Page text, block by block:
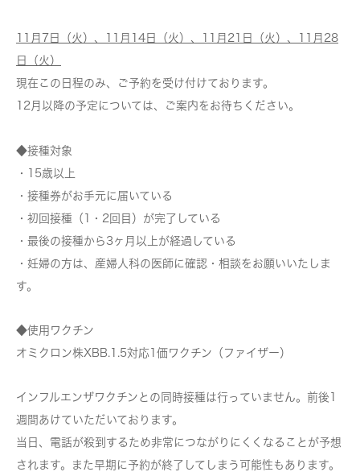
11月7日（火）、11月14日（火）、11月21日（火）、11月28
日（火）
現在この日程のみ、ご予約を受け付けております。
12月以降の予定については、ご案内をお待ちください。
◆接種対象
・15歳以上
・接種券がお手元に届いている
・初回接種（1・2回目）が完了している
・最後の接種から3ヶ月以上が経過している
・妊婦の方は、産婦人科の医師に確認・相談をお願いいたしま
す。
◆使用ワクチン
オミクロン株XBB.1.5対応1価ワクチン（ファイザー）
インフルエンザワクチンとの同時接種は行っていません。前後1
週間あけていただいております。
当日、電話が殺到するため非常につながりにくくなることが予想
されます。また早期に予約が終了してしまう可能性もあります。